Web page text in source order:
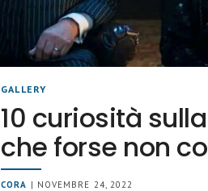
GALLERY
10 curiosità
che forse non
CORA | NOVEMBRE 24, 2022